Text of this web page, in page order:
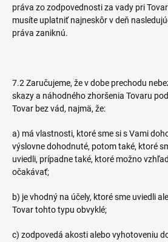
práva zo zodpovednosti za vady pri
musíte uplatniť najneskôr v deň
práva zaniknú.
7.2 Zaručujeme, že v dobe prechodu
skazy a náhodného zhoršenia Tovaru
Tovar bez vád, najmä, že:
a) má vlastnosti, ktoré sme si s Vami
výslovne dohodnuté, potom také, ktoré
uviedli, prípadne také, ktoré možno
očakávať;
b) je vhodný na účely, ktoré sme uviedli
Tovar tohto typu obvyklé;
c) zodpovedá akosti alebo vyhotoveniu